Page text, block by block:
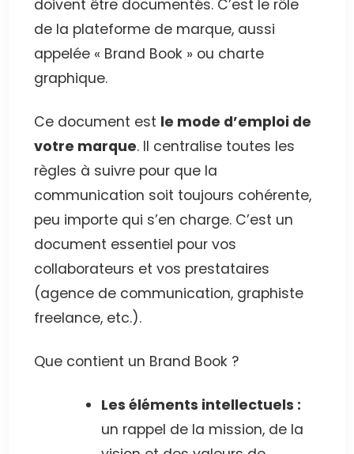
doivent être documentés. C’est le rôle
de la plateforme de marque, aussi
appelée « Brand Book » ou charte
graphique.
Ce document est le mode d’emploi de
votre marque. Il centralise toutes les
règles à suivre pour que la
communication soit toujours cohérente,
peu importe qui s’en charge. C’est un
document essentiel pour vos
collaborateurs et vos prestataires
(agence de communication, graphiste
freelance, etc.).
Que contient un Brand Book ?
Les éléments intellectuels :
un rappel de la mission, de la